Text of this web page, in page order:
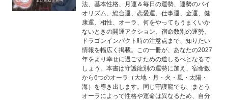
法、基本性格、月運＆毎日の運勢、運勢のバイ
オリズム、総合運、恋愛運、仕事運、金運、健
康運、相性、オーラ、何をやってもうまくいか
ないときの開運アクション、宿命数別の運勢、
ドラゴンインパクト時の注意点まで、知りたい
情報を幅広く掲載。この一冊が、あなたの2027
年をより幸せに過ごすための道しるべとなるで
しょう。本書は守護龍別の運勢に加え、宿命数
から6つのオーラ（大地・月・火・風・太陽・
海）を導き出します。同じ守護龍でも、まとう
オーラによって性格や運命は異なるため、自分